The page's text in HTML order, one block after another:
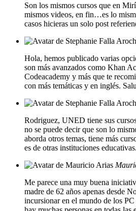
Son los mismos cursos que en
mismos videos, en fin…es lo
casos hicieras un solo post
Hola, hemos publicado varias
son más avanzados como Khan
Codeacademy y más que te
con más temáticas y en inglés.
Rodriguez, UNED tiene sus
no se puede decir que son lo
aborda otros temas, tiene más
es de otras instituciones
Me parece una muy buena
madre de 62 años apenas desde
incursionar en el mundo de los